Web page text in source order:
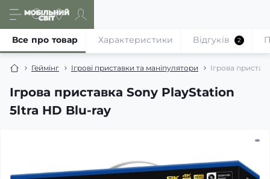
Геймінг Ігрові приставки та маніпулятори Ігрова
Ігрова приставка Sony PlayStation
5ltra HD Blu-ray
Все про товар Характеристики Відгуків 2